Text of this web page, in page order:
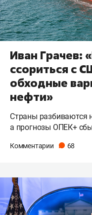
Иван Грачев:
ссориться с
обходные
нефти»
Страны разбиваются
а прогнозы ОПЕК+
Комментарии 68